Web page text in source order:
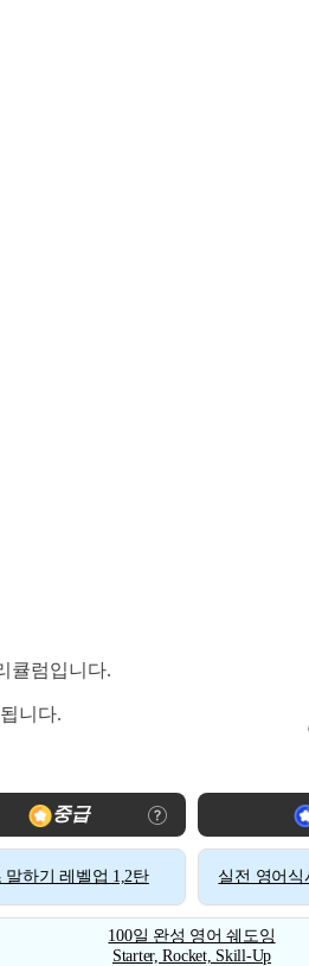
큘럼입니다.
니다.
중급
말하기 레벨업 1,2탄 실전 영어식
100일 완성 영어 쉐도잉
Starter, Rocket, Skill-Up